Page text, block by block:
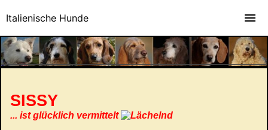
SISSY
... ist glücklich vermittelt
Italienische Hunde